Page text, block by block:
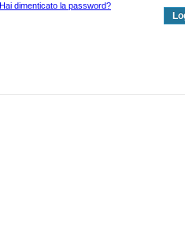
Hai dimenticato la password?